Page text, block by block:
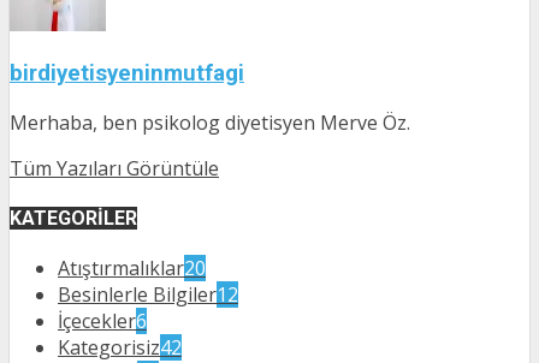
birdiyetisyeninmutfagi
Merhaba, ben psikolog diyetisyen Merve Öz.
Tüm Yazıları Görüntüle
KATEGORILER
Atıştırmalıklar20
Besinlerle Bilgiler12
İçecekler6
Kategorisiz42